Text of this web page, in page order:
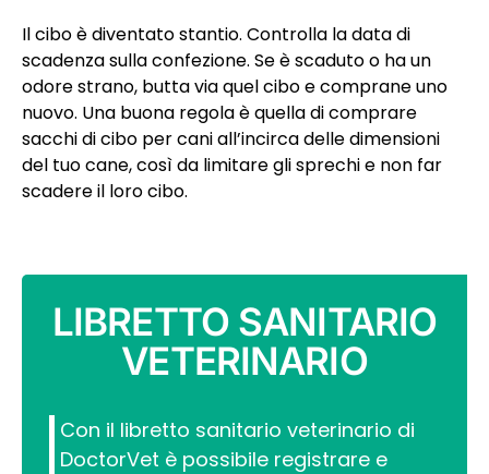
Il cibo è diventato stantio. Controlla la data di
scadenza sulla confezione. Se è scaduto o ha un
odore strano, butta via quel cibo e comprane uno
nuovo. Una buona regola è quella di comprare
sacchi di cibo per cani all’incirca delle dimensioni
del tuo cane, così da limitare gli sprechi e non far
scadere il loro cibo.
LIBRETTO SANITARIO
VETERINARIO
Con il libretto sanitario veterinario di
DoctorVet è possibile registrare e